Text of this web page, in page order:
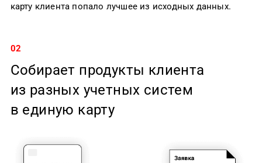
карту клиента попало лучшее из исходных данных.
02
Собирает продукты клиента
из разных учетных систем
в единую карту